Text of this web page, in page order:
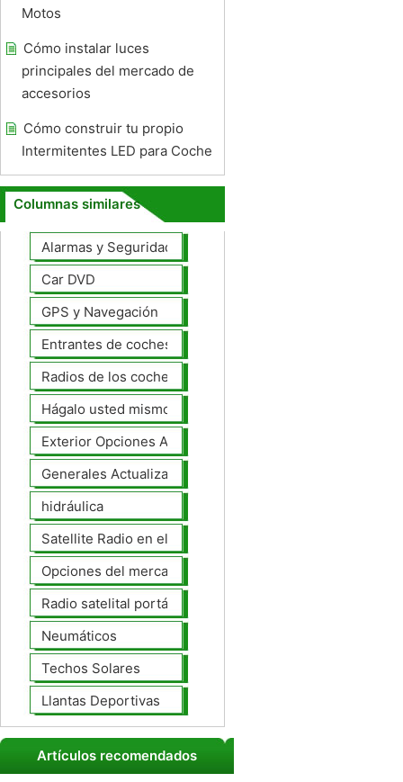
Motos
Cómo instalar luces
principales del mercado de
accesorios
Cómo construir tu propio
Intermitentes LED para Coche
Columnas similares
Alarmas y Seguridad
Car DVD
GPS y Navegación
Entrantes de coches
Radios de los coches
Hágalo usted mismo Mejoras Auto
Exterior Opciones Aftermarket
Generales Actualizaciones Auto
hidráulica
Satellite Radio en el tablero
Opciones del mercado de accesorios del interior
Radio satelital portátil
Neumáticos
Techos Solares
Llantas Deportivas
Artículos recomendados